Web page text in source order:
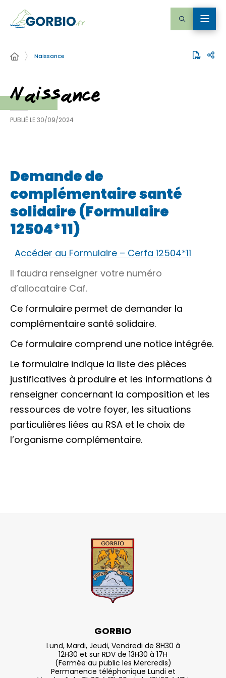
Naissance
Naissance
PUBLIÉ LE30/09/2024
Demande de
complémentaire santé
solidaire (Formulaire
12504*11)
Accéder au Formulaire – Cerfa 12504*11
Il faudra renseigner votre numéro
d’allocataire Caf.
Ce formulaire permet de demander la
complémentaire santé solidaire.
Ce formulaire comprend une notice intégrée.
Le formulaire indique la liste des pièces
justificatives à produire et les informations à
renseigner concernant la composition et les
ressources de votre foyer, les situations
particulières liées au RSA et le choix de
l’organisme complémentaire.
GORBIO
Lund, Mardi, Jeudi, Vendredi de 8H30 à
12H30 et sur RDV de 13H30 à 17H
(Fermée au public les Mercredis)
Permanence téléphonique Lundi et